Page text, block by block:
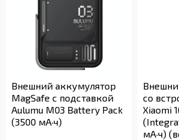
Внешний аккумулятор
MagSafe с подставкой
Aulumu M03 Battery Pack
(3500 мА·ч)
со
Xiaomi
мА·ч)